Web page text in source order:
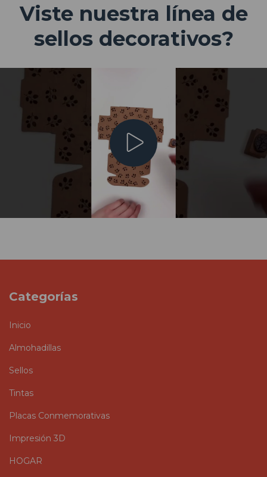
Viste nuestra línea de
sellos decorativos?
Categorías
Inicio
Almohadillas
Sellos
Tintas
Placas Conmemorativas
Impresión 3D
HOGAR